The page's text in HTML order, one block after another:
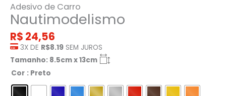
Adesivo de Carro
Nautimodelismo
R$ 24,56
3X DE R$8.19 SEM JUROS
Tamanho: 8.5cm x 13cm
Cor : Preto